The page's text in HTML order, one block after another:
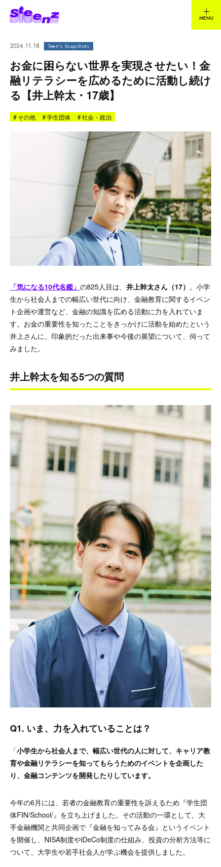
2024.11.18 Teen's Snapshots
お金に困らない世界を実現させたい！金
融リテラシーを広めるために活動し続け
る【井上幹太・17歳】
#その他 #学生団体 #社会・政治
「気になる10代名鑑」 の825人目は、 井上幹太さん（17） 。小学
生から社会人までの幅広い世代に向け、金融教育に関するイベン
ト企画や運営など、金融の知識を広める活動に力を入れていま
す。お金の重要性を知ったことをきっかけに活動を始めたという
井上さんに、印象的だった出来事や今後の展望について、伺って
みました。
井上幹太を知る5つの質問
Q1. いま、力を入れていることは？
「小学生から社会人まで、幅広い世代の人に対して、キャリア教
育や金融リテラシーを知ってもらうためのイベントを企画した
り、金融コンテンツを開発したりしています。
今年の6月には、若者の金融教育の重要性を訴えるため『学生団
体FIN/School/』を立ち上げました。その活動の一環として、大
手金融機関と共同企画で『金融を知ってみる会』というイベント
を開催し、NISA制度やiDeCo制度の仕組み、投資の分析方法等に
ついて、大学生や若手社会人が学ぶ機会を提供しました。